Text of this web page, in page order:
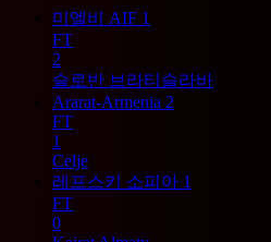
미엘비 AIF 1
FT
2
슬로반 브라티슬라바
Ararat-Armenia 2
FT
1
Celje
레프스키 소피아 1
FT
0